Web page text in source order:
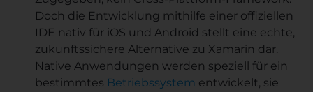
Doch die Entwicklung mithilfe einer offiziellen
IDE nativ für iOS und Android stellt eine echte,
zukunftssichere Alternative zu Xamarin dar.
Native Anwendungen werden speziell für ein
bestimmtes Betriebssystem entwickelt, sie